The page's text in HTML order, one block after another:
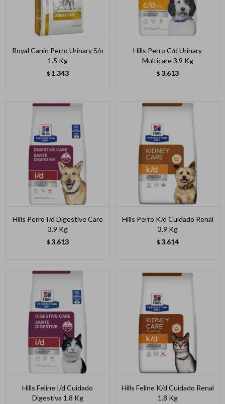
Royal Canin Perro Urinary S/o
1.5 Kg
$ 1.343
Hills Perro C/d Urinary
Multicare 3.9 Kg
$ 3.613
Hills Perro I/d Digestive Care
3.9 Kg
$ 3.613
Hills Perro K/d Cuidado Renal
3.9 Kg
$ 3.614
Hills Feline I/d Cuidado
Digestiva 1.8 Kg
Hills Feline K/d Cuidado Renal
1.8 Kg